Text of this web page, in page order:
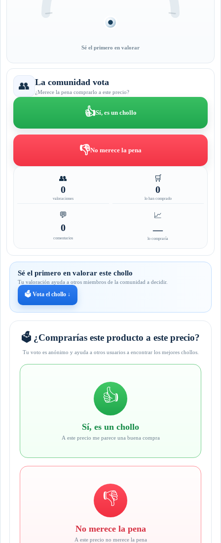
Sé el primero en valorar
👥 La comunidad vota
¿Merece la pena comprarlo a este precio?
👍Sí, es un chollo
👎No merece la pena
👥
0
valoraciones
🛒
0
lo han comprado
💬
0
comentarios
📈
—
lo compraría
Sé el primero en valorar este chollo
Tu valoración ayuda a otros miembros de la comunidad a decidir.
🗳️ Vota el chollo ↓
🗳️ ¿Comprarías este producto a este precio?
Tu voto es anónimo y ayuda a otros usuarios a encontrar los mejores chollos.
👍
Sí, es un chollo
A este precio me parece una buena compra
👎
No merece la pena
A este precio no merece la pena